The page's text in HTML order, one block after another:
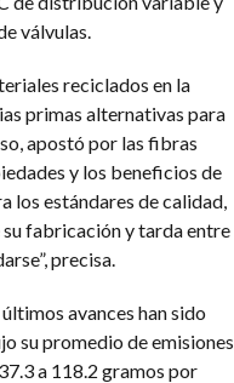
válvulas.
reciclados en la
primas alternativas para
apostó por las fibras
y los beneficios de
los estándares de calidad,
fabricación y tarda entre
precisa.
avances han sido
su promedio de emisiones
a 118.2 gramos por